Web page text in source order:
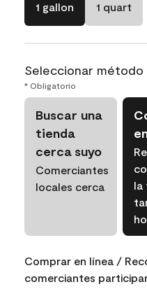
1 gallon 1 quart
Seleccionar
* Obligatorio
Buscar una
tienda
cerca suyo
Comerciantes
locales cerca
la
Comprar en línea /
comerciantes